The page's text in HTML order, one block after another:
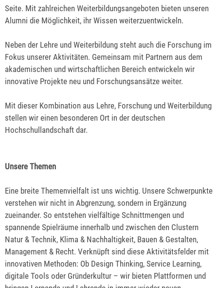
Seite. Mit zahlreichen Weiterbildungsangeboten bieten unseren
Alumni die Möglichkeit, ihr Wissen weiterzuentwickeln.
Neben der Lehre und Weiterbildung steht auch die Forschung im
Fokus unserer Aktivitäten. Gemeinsam mit Partnern aus dem
akademischen und wirtschaftlichen Bereich entwickeln wir
innovative Projekte neu und Forschungsansätze weiter.
Mit dieser Kombination aus Lehre, Forschung und Weiterbildung
stellen wir einen besonderen Ort in der deutschen
Hochschullandschaft dar.
Unsere Themen
Eine breite Themenvielfalt ist uns wichtig. Unsere Schwerpunkte
verstehen wir nicht in Abgrenzung, sondern in Ergänzung
zueinander. So entstehen vielfältige Schnittmengen und
spannende Spielräume innerhalb und zwischen den Clustern
Natur & Technik, Klima & Nachhaltigkeit, Bauen & Gestalten,
Management & Recht. Verknüpft sind diese Aktivitätsfelder mit
innovativen Methoden: Ob Design Thinking, Service Learning,
digitale Tools oder Gründerkultur – wir bieten Plattformen und